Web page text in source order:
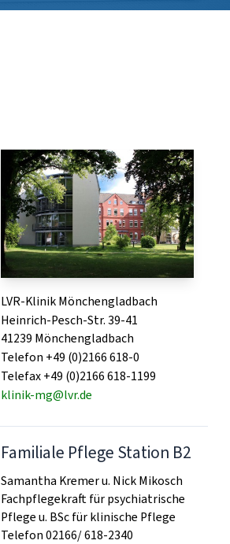
LVR-Klinik Mönchengladbach
Heinrich-Pesch-Str. 39-41
41239 Mönchengladbach
Telefon +49 (0)2166 618-0
Telefax +49 (0)2166 618-1199
klinik-mg@lvr.de
Familiale Pflege Station B2
Samantha Kremer u. Nick Mikosch
Fachpflegekraft für psychiatrische
Pflege u. BSc für klinische Pflege
Telefon 02166/ 618-2340